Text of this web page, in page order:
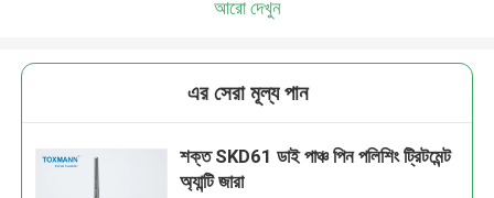
আরো দেখুন
এর সেরা মূল্য পান
শক্ত SKD61 ডাই পাঞ্চ পিন পলিশিং ট্রিটমেন্ট
অ্যান্টি জারা